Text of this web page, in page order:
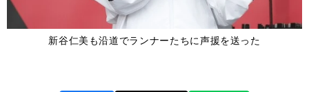
新谷仁美も沿道でランナーたちに声援を送った